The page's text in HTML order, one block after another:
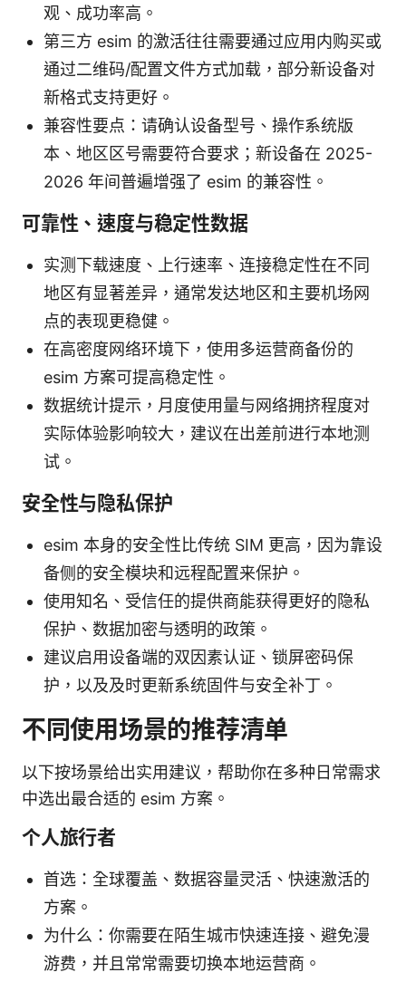
观、成功率高。
第三方 esim 的激活往往需要通过应用内购买或
通过二维码/配置文件方式加载，部分新设备对
新格式支持更好。
兼容性要点：请确认设备型号、操作系统版
本、地区区号需要符合要求；新设备在 2025-
2026 年间普遍增强了 esim 的兼容性。
可靠性、速度与稳定性数据
实测下载速度、上行速率、连接稳定性在不同
地区有显著差异，通常发达地区和主要机场网
点的表现更稳健。
在高密度网络环境下，使用多运营商备份的
esim 方案可提高稳定性。
数据统计提示，月度使用量与网络拥挤程度对
实际体验影响较大，建议在出差前进行本地测
试。
安全性与隐私保护
esim 本身的安全性比传统 SIM 更高，因为靠设
备侧的安全模块和远程配置来保护。
使用知名、受信任的提供商能获得更好的隐私
保护、数据加密与透明的政策。
建议启用设备端的双因素认证、锁屏密码保
护，以及及时更新系统固件与安全补丁。
不同使用场景的推荐清单
以下按场景给出实用建议，帮助你在多种日常需求
中选出最合适的 esim 方案。
个人旅行者
首选：全球覆盖、数据容量灵活、快速激活的
方案。
为什么：你需要在陌生城市快速连接、避免漫
游费，并且常常需要切换本地运营商。